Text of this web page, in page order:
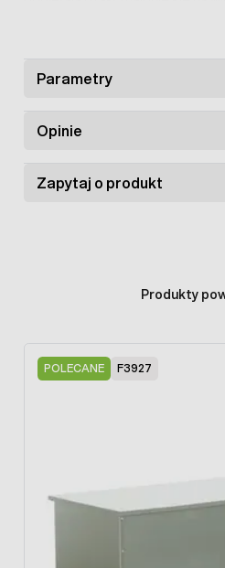
z
(wygodne napełnianie od góry),
zapewniając tym samym
dla drobiu również z węża
stabilność poidła po
Parametry
Opinie
Zapytaj o produkt
Produkty
POLECANE F3927